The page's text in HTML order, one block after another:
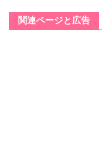
関連ページと広告